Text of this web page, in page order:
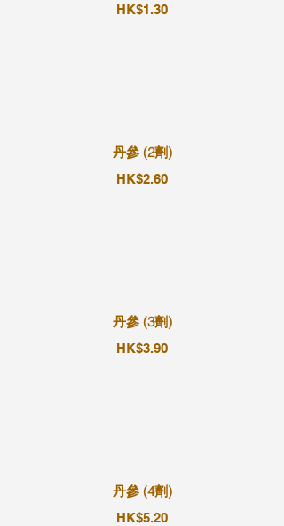
HK$1.30
丹參 (2劑)
HK$2.60
丹參 (3劑)
HK$3.90
丹參 (4劑)
HK$5.20